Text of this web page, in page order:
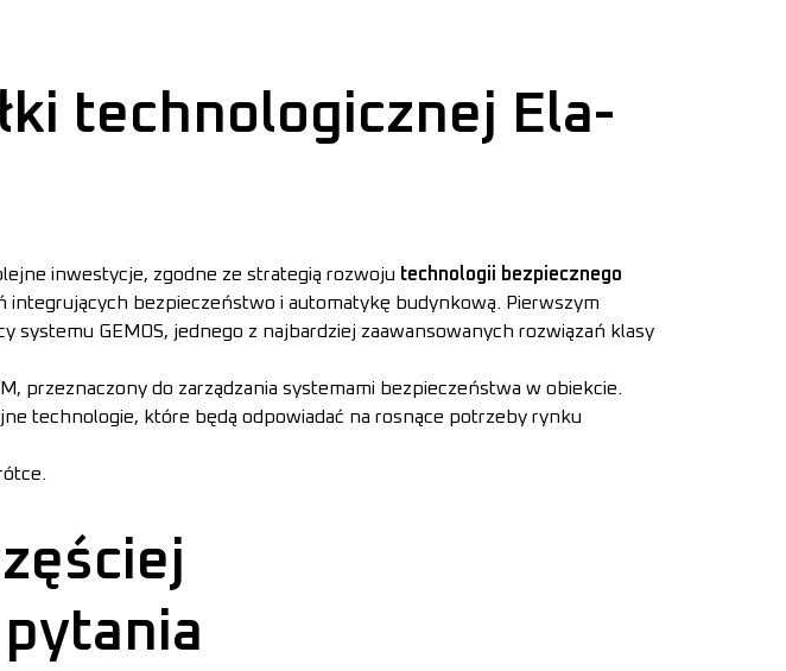
technologicznej Ela-
inwestycje, zgodne ze strategią rozwoju technologii bezpiecznego
integrujących bezpieczeństwo i automatykę budynkową. Pierwszym
systemu GEMOS, jednego z najbardziej zaawansowanych rozwiązań klasy
przeznaczony do zarządzania systemami bezpieczeństwa w obiekcie.
technologie, które będą odpowiadać na rosnące potrzeby rynku